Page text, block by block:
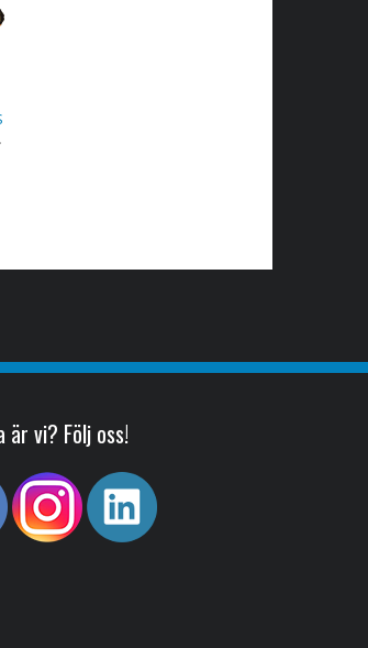
är vi? Följ oss!